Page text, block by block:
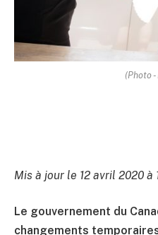
(Photo -
Mis à jour le 12 avril 2020 à
Le gouvernement du
changements